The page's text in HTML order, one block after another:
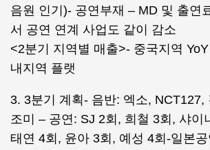
음원 인기)- 공연부재 – MD 및 출연
서 공연 연계 사업도 같이 감소
<2분기 지역별 매출>- 중국지역
내지역 플랫
3. 3분기 계획- 음반: 엑소, NCT127,
조미 – 공연: SJ 2회, 희철 3회, 샤이
태연 4회, 윤아 3회, 예성 4회-일본